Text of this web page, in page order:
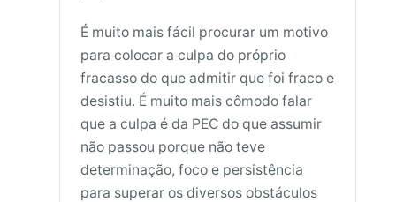
É muito mais fácil procurar um motivo
para colocar a culpa do próprio
fracasso do que admitir que foi fraco e
desistiu. É muito mais cômodo falar
que a culpa é da PEC do que assumir
não passou porque não teve
determinação, foco e persistência
para superar os diversos obstáculos